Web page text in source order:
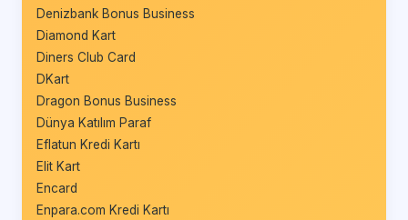
Denizbank Bonus Business
Diamond Kart
Diners Club Card
DKart
Dragon Bonus Business
Dünya Katılım Paraf
Eflatun Kredi Kartı
Elit Kart
Encard
Enpara.com Kredi Kartı